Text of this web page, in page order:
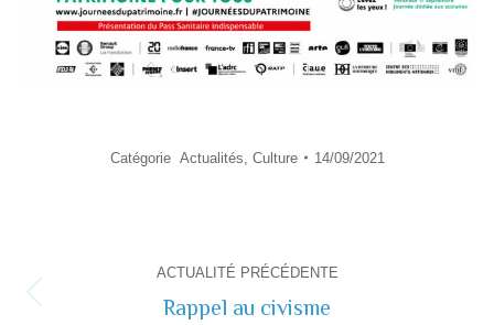
Catégorie Actualités Culture 14/09/2021
de
ACTUALITÉ PRÉCÉDENTE
Actualité
Rappel au civisme